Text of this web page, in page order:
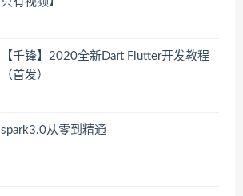
【千锋】2020全新Dart Flutter开发教程
（首发）
spark3.0从零到精通